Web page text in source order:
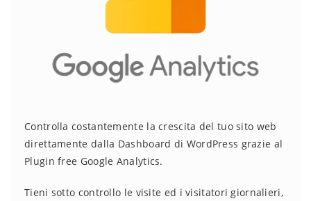
Controlla costantemente la crescita del tuo sito web
direttamente dalla Dashboard di WordPress grazie al
Plugin free Google Analytics.
Tieni sotto controllo le visite ed i visitatori giornalieri,